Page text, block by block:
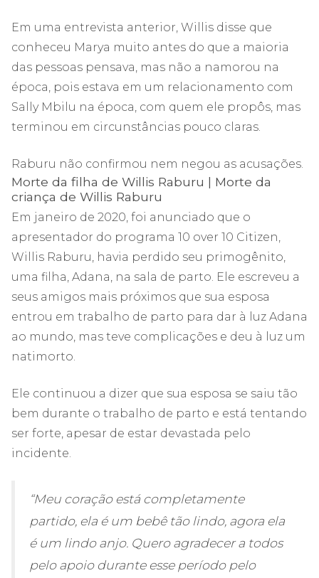
Em uma entrevista anterior, Willis disse que
conheceu Marya muito antes do que a maioria
das pessoas pensava, mas não a namorou na
época, pois estava em um relacionamento com
Sally Mbilu na época, com quem ele propôs, mas
terminou em circunstâncias pouco claras.
Raburu não confirmou nem negou as acusações.
Morte da filha de Willis Raburu | Morte da
criança de Willis Raburu
Em janeiro de 2020, foi anunciado que o
apresentador do programa 10 over 10 Citizen,
Willis Raburu, havia perdido seu primogênito,
uma filha, Adana, na sala de parto. Ele escreveu a
seus amigos mais próximos que sua esposa
entrou em trabalho de parto para dar à luz Adana
ao mundo, mas teve complicações e deu à luz um
natimorto.
Ele continuou a dizer que sua esposa se saiu tão
bem durante o trabalho de parto e está tentando
ser forte, apesar de estar devastada pelo
incidente.
“Meu coração está completamente
partido, ela é um bebê tão lindo, agora ela
é um lindo anjo. Quero agradecer a todos
pelo apoio durante esse período pelo